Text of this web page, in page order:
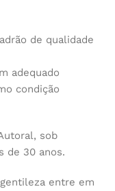
de qualidade
adequado
condição
sob
de 30 anos.
entre em